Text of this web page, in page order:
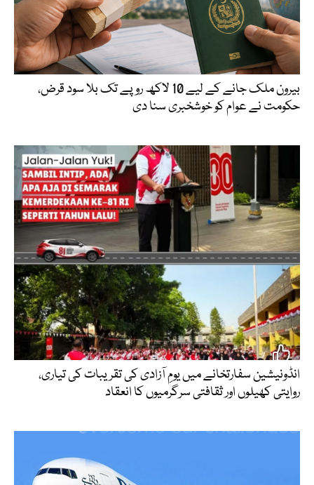
بیرون ملک جانے کے لیے 10 لاکھ روپے تک بلا سود قرض،
حکومت نے عوام کو خوشخبری سنا دی
انڈونیشین سفارتخانے میں یومِ آزادی کی تقریبات کی تیاری،
روایتی کھیلوں اور ثقافتی سرگرمیوں کا انعقاد